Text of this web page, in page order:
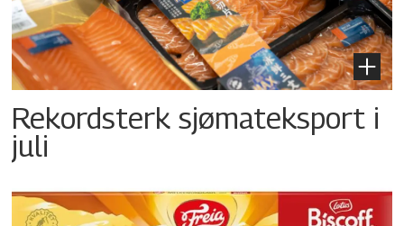
Rekordsterk sjømateksport i
juli